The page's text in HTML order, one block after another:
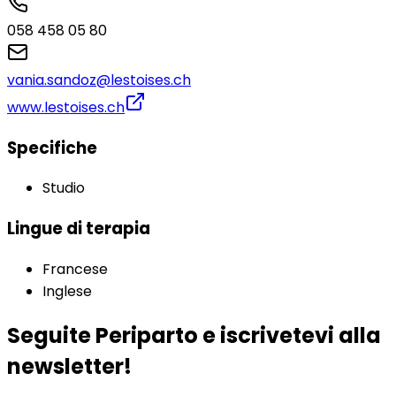
058 458 05 80‬‬‬
vania.sandoz@lestoises.ch
www.lestoises.ch
Specifiche
Studio
Lingue di terapia
Francese
Inglese
Seguite Periparto e iscrivetevi alla
newsletter!